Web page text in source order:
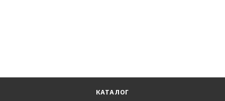
КАТАЛОГ